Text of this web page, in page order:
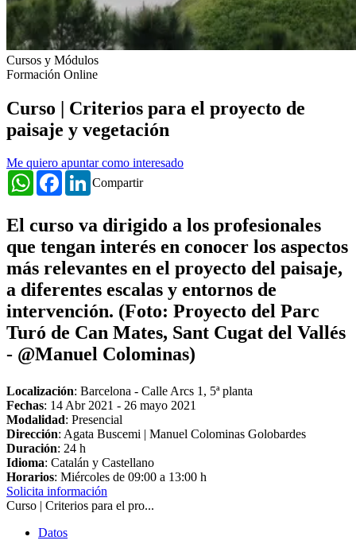
Cursos y Módulos
Formación Online
Curso | Criterios para el proyecto de
paisaje y vegetación
Me quiero apuntar como interesado
Compartir
WhatsAppFacebookLinkedIn
El curso va dirigido a los profesionales
que tengan interés en conocer los aspectos
más relevantes en el proyecto del paisaje,
a diferentes escalas y entornos de
intervención. (Foto: Proyecto del Parc
Turó de Can Mates, Sant Cugat del Vallés
- @Manuel Colominas)
Localización: Barcelona - Calle Arcs 1, 5ª planta
Fechas: 14 Abr 2021 - 26 mayo 2021
Modalidad: Presencial
Dirección: Agata Buscemi | Manuel Colominas Golobardes
Duración: 24 h
Idioma: Catalán y Castellano
Horarios: Miércoles de 09:00 a 13:00 h
Solicita información
Curso | Criterios para el pro...
Datos